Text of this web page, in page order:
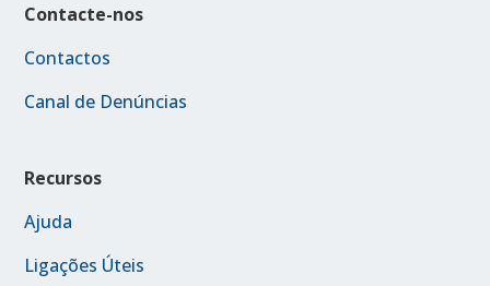
Contacte-nos
Contactos
Canal de Denúncias
Recursos
Ajuda
Ligações Úteis